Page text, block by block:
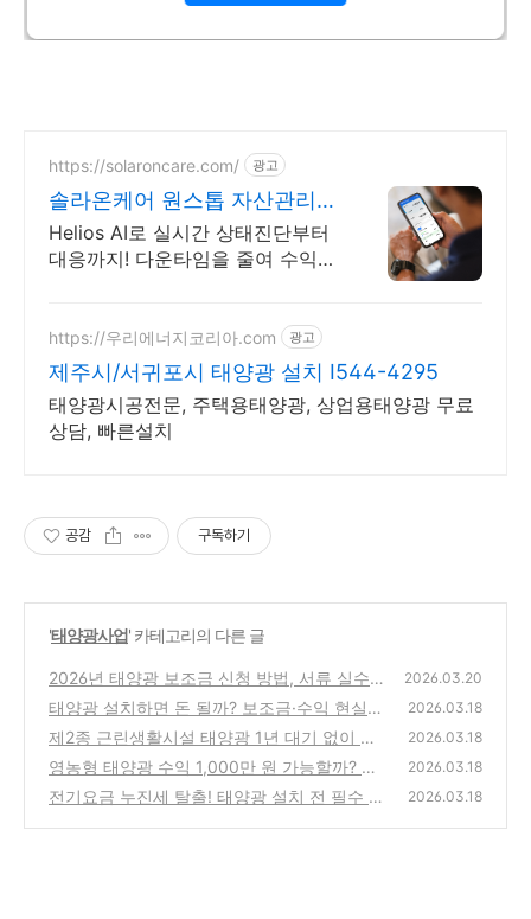
https://solaroncare.com/ 광고
솔라온케어 원스톱 자산관리
10년보증 인버터교체
Helios AI로 실시간 상태진단부터
대응까지! 다운타임을 줄여 수익을
https://우리에너지코리아.com 광고
제주시/서귀포시 태양광 설치 I544-4295
태양광시공전문, 주택용태양광, 상업용태양광 무료
상담, 빠른설치
공감 구독하기
'태양광사업' 카테고리의 다른 글
2026년 태양광 보조금 신청 방법, 서류 실수하
면 2년 제한?
(0)
2026.03.20
태양광 설치하면 돈 될까? 보조금·수익 현실
정리
(0)
2026.03.18
제2종 근린생활시설 태양광 1년 대기 없이 발
전수익 내는 법
(0)
2026.03.18
영농형 태양광 수익 1,000만 원 가능할까? 설
치 비용 및 수익성 완벽 정리
(0)
2026.03.18
전기요금 누진세 탈출! 태양광 설치 전 필수 체
2026.03.18